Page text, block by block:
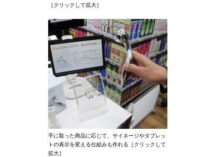
［クリックして拡大］
手に取った商品に応じて、サイネージやタブレッ
トの表示を変える仕組みも作れる［クリックして
拡大］